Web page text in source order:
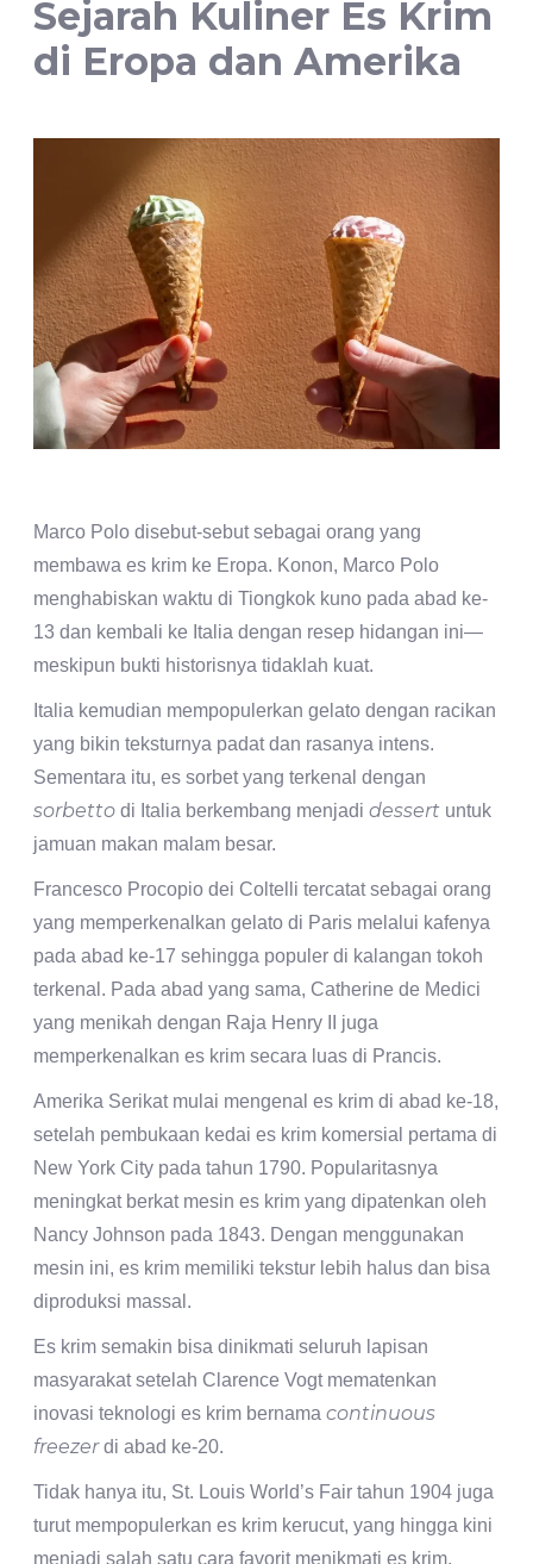
Sejarah Kuliner Es Krim
di Eropa dan Amerika
Marco Polo disebut-sebut sebagai orang yang
membawa es krim ke Eropa. Konon, Marco Polo
menghabiskan waktu di Tiongkok kuno pada abad ke-
13 dan kembali ke Italia dengan resep hidangan ini—
meskipun bukti historisnya tidaklah kuat.
Italia kemudian mempopulerkan gelato dengan racikan
yang bikin teksturnya padat dan rasanya intens.
Sementara itu, es sorbet yang terkenal dengan
sorbetto di Italia berkembang menjadi dessert untuk
jamuan makan malam besar.
Francesco Procopio dei Coltelli tercatat sebagai orang
yang memperkenalkan gelato di Paris melalui kafenya
pada abad ke-17 sehingga populer di kalangan tokoh
terkenal. Pada abad yang sama, Catherine de Medici
yang menikah dengan Raja Henry II juga
memperkenalkan es krim secara luas di Prancis.
Amerika Serikat mulai mengenal es krim di abad ke-18,
setelah pembukaan kedai es krim komersial pertama di
New York City pada tahun 1790. Popularitasnya
meningkat berkat mesin es krim yang dipatenkan oleh
Nancy Johnson pada 1843. Dengan menggunakan
mesin ini, es krim memiliki tekstur lebih halus dan bisa
diproduksi massal.
Es krim semakin bisa dinikmati seluruh lapisan
masyarakat setelah Clarence Vogt mematenkan
inovasi teknologi es krim bernama continuous
freezerdi abad ke-20.
Tidak hanya itu, St. Louis World’s Fair tahun 1904 juga
turut mempopulerkan es krim kerucut, yang hingga kini
menjadi salah satu cara favorit menikmati es krim.